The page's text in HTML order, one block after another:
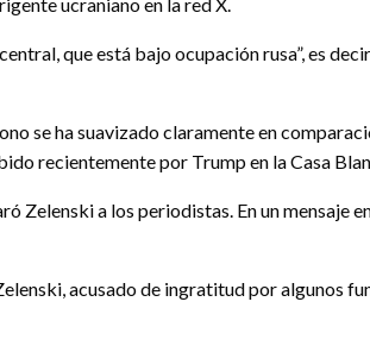
que está bajo ocupación rusa”, es
se ha suavizado claramente en
recientemente por Trump en la Casa
Zelenski a los periodistas. En un mensaje
acusado de ingratitud por algunos